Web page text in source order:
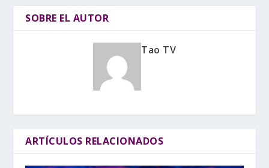
SOBRE EL AUTOR
Tao TV
ARTÍCULOS RELACIONADOS